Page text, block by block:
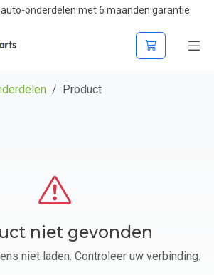
onderdelen met 6 maanden garantie
Product
niet gevonden
niet laden. Controleer uw verbinding.